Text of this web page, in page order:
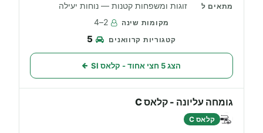
זוגות ומשפחות קטנות — נוחות יעילה
2–4
5
הצג 5 חצי אחוד - קלאס SI
גומחה עליונה - קלאס C
קלאס C